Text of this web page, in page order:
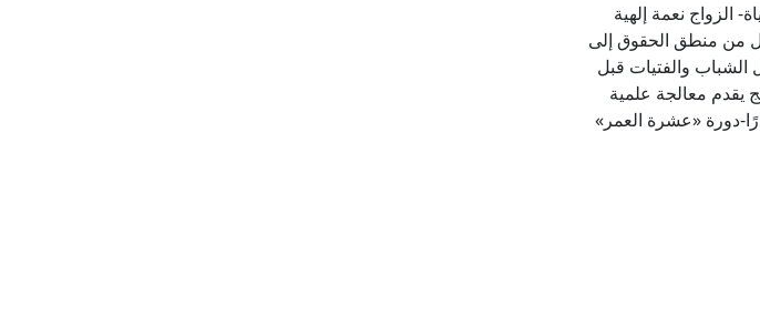
الزواج نعمة إلهية
من منطق الحقوق إلى
الشباب والفتيات قبل
يقدم معالجة علمية
دورة «عشرة العمر»